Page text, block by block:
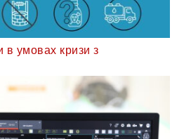
в умовах кризи з